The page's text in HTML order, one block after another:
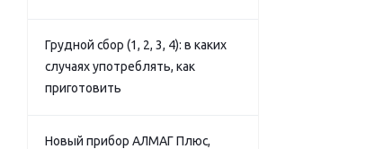
Грудной сбор (1, 2, 3, 4): в каких
случаях употреблять, как
приготовить
Новый прибор АЛМАГ Плюс,